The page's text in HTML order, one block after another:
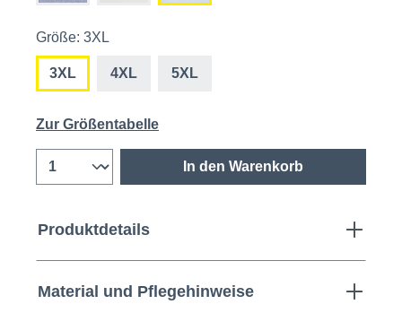
Größe: 3XL
3XL 4XL 5XL
Zur Größentabelle
In den Warenkorb
Produktdetails
Material und Pflegehinweise